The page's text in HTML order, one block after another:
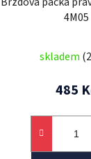
4M05
skladem
485